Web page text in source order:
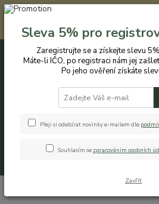
Registrovaným zákazníkům nabízíme
IČO, po registraci nám jej zašlete na
získáte slevu individuální.
CZK
+420 774 544 973
Sleva 5% pro
Zaregistrujte se a získejte slevu
Máte-li IČO, po registraci nám jej
Po jeho ověření získáte
Přeji si odebírat novinky e-mailem dle
Souhlasím se zpracováním osobních
Zavřít